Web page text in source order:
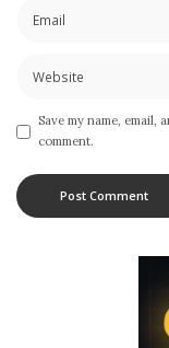
Save my name, email,
comment.